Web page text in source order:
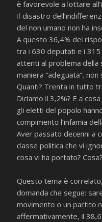
è favorevole a lottare
Il disastro
del non umano non ha
A questo 36,4% dei
tra i 630 deputati e i
attenti al problema della
maniera “adeguata”,
Quanti? Trenta in tutto
Diciamo il 3,2%? E a
gli eletti del popolo
compimento l’infamia
Aver passato decenni a
classe politica che vi
cosa vi ha portato? Cosa?
Questo tema è
domanda che segue:
movimento o un partito
affermativamente, il 38,6